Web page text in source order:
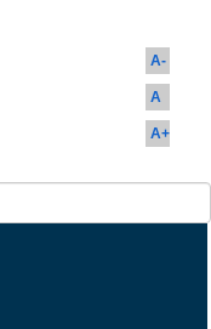
A-
A
A+